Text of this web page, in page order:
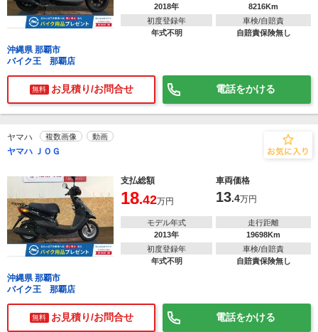
2018年
8216Km
初度登録年
年式不明
車検/自賠責
自賠責保険無し
沖縄県 那覇市
バイク王 那覇店
無料 お見積り/お問合せ 電話をかける
ヤマハ 複数画像 動画
ヤマハ ＪＯＧ
支払総額 車両価格
18.42万円 13.4万円
モデル年式
2013年
走行距離
19698Km
初度登録年
年式不明
車検/自賠責
自賠責保険無し
沖縄県 那覇市
バイク王 那覇店
無料 お見積り/お問合せ 電話をかける